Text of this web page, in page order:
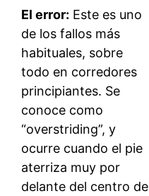
El error: Este es uno
de los fallos más
habituales, sobre
todo en corredores
principiantes. Se
conoce como
“overstriding”, y
ocurre cuando el pie
aterriza muy por
delante del centro de